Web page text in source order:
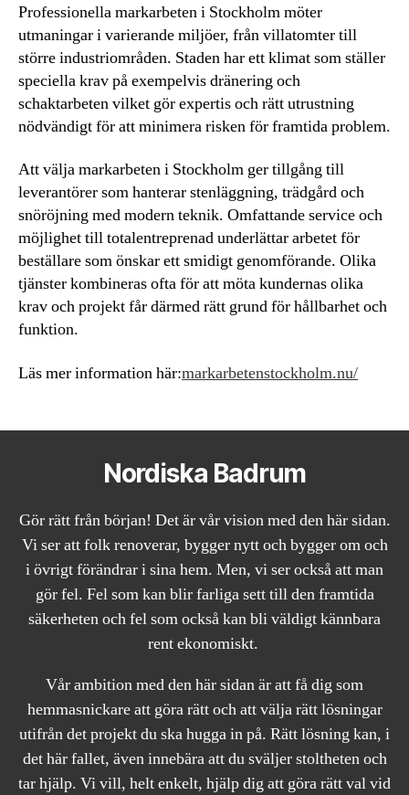
Professionella markarbeten i Stockholm möter
utmaningar i varierande miljöer, från villatomter till
större industriområden. Staden har ett klimat som ställer
speciella krav på exempelvis dränering och
schaktarbeten vilket gör expertis och rätt utrustning
nödvändigt för att minimera risken för framtida problem.
Att välja markarbeten i Stockholm ger tillgång till
leverantörer som hanterar stenläggning, trädgård och
snöröjning med modern teknik. Omfattande service och
möjlighet till totalentreprenad underlättar arbetet för
beställare som önskar ett smidigt genomförande. Olika
tjänster kombineras ofta för att möta kundernas olika
krav och projekt får därmed rätt grund för hållbarhet och
funktion.
Läs mer information här:markarbetenstockholm.nu/
Nordiska Badrum
Gör rätt från början! Det är vår vision med den här sidan.
Vi ser att folk renoverar, bygger nytt och bygger om och
i övrigt förändrar i sina hem. Men, vi ser också att man
gör fel. Fel som kan blir farliga sett till den framtida
säkerheten och fel som också kan bli väldigt kännbara
rent ekonomiskt.
Vår ambition med den här sidan är att få dig som
hemmasnickare att göra rätt och att välja rätt lösningar
utifrån det projekt du ska hugga in på. Rätt lösning kan, i
det här fallet, även innebära att du sväljer stoltheten och
tar hjälp. Vi vill, helt enkelt, hjälp dig att göra rätt val vid